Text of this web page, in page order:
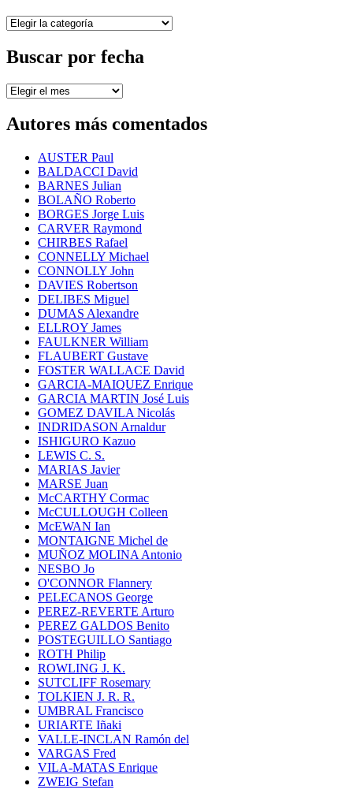
Buscar
temas
Buscar por fecha
Buscar
fecha
Autores más comentados
AUSTER Paul
BALDACCI David
BARNES Julian
BOLAÑO Roberto
BORGES Jorge Luis
CARVER Raymond
CHIRBES Rafael
CONNELLY Michael
CONNOLLY John
DAVIES Robertson
DELIBES Miguel
DUMAS Alexandre
ELLROY James
FAULKNER William
FLAUBERT Gustave
FOSTER WALLACE David
GARCIA-MAIQUEZ Enrique
GARCIA MARTIN José Luis
GOMEZ DAVILA Nicolás
INDRIDASON Arnaldur
ISHIGURO Kazuo
LEWIS C. S.
MARIAS Javier
MARSE Juan
McCARTHY Cormac
McCULLOUGH Colleen
McEWAN Ian
MONTAIGNE Michel de
MUÑOZ MOLINA Antonio
NESBO Jo
O'CONNOR Flannery
PELECANOS George
PEREZ-REVERTE Arturo
PEREZ GALDOS Benito
POSTEGUILLO Santiago
ROTH Philip
ROWLING J. K.
SUTCLIFF Rosemary
TOLKIEN J. R. R.
UMBRAL Francisco
URIARTE Iñaki
VALLE-INCLAN Ramón del
VARGAS Fred
VILA-MATAS Enrique
ZWEIG Stefan